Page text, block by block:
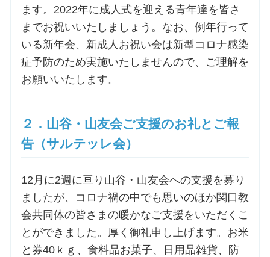
教区カテキスタの講座
三田助祭の講座
お問合せ
ご利用にあたって
交通・アクセス
ます。2022年に成人式を迎える青年達を皆さ
までお祝いいたしましょう。なお、例年行って
いる新年会、新成人お祝い会は新型コロナ感染
症予防のため実施いたしませんので、ご理解を
お願いいたします。
２．山谷・山友会ご支援のお礼とご報
告（サルテッレ会）
12月に2週に亘り山谷・山友会への支援を募り
ましたが、コロナ禍の中でも思いのほか関口教
会共同体の皆さまの暖かなご支援をいただくこ
とができました。厚く御礼申し上げます。お米
と券40ｋｇ、食料品お菓子、日用品雑貨、防